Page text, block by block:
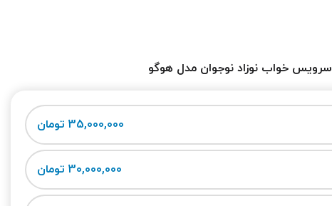
سرویس خواب نوزاد نوجوان مدل هوگو
35,000,000 تومان
30,000,000 تومان